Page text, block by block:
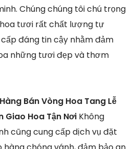
Chúng chúng tôi chú trọng
tươi rất chất lượng tự
đáng tin cậy nhằm đảm
những tươi đẹp và thơm
Bán Vòng Hoa Tang Lễ
Giao Hoa Tận Nơi Không
cũng cung cấp dịch vụ đặt